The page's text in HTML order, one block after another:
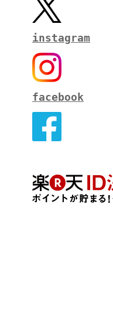
instagram
facebook